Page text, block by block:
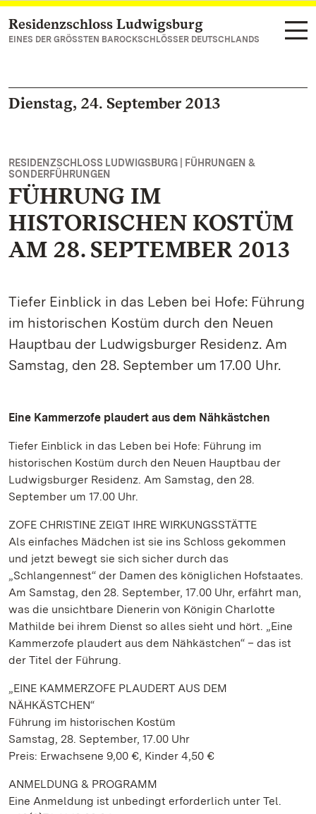
Zum Hauptinhalt springen
Residenzschloss Ludwigsburg
EINES DER GRÖSSTEN BAROCKSCHLÖSSER DEUTSCHLANDS
Dienstag, 24. September 2013
RESIDENZSCHLOSS LUDWIGSBURG | FÜHRUNGEN &
SONDERFÜHRUNGEN
FÜHRUNG IM
HISTORISCHEN KOSTÜM
AM 28. SEPTEMBER 2013
Tiefer Einblick in das Leben bei Hofe: Führung
im historischen Kostüm durch den Neuen
Hauptbau der Ludwigsburger Residenz. Am
Samstag, den 28. September um 17.00 Uhr.
Eine Kammerzofe plaudert aus dem Nähkästchen
Tiefer Einblick in das Leben bei Hofe: Führung im
historischen Kostüm durch den Neuen Hauptbau der
Ludwigsburger Residenz. Am Samstag, den 28.
September um 17.00 Uhr.
ZOFE CHRISTINE ZEIGT IHRE WIRKUNGSSTÄTTE
Als einfaches Mädchen ist sie ins Schloss gekommen
und jetzt bewegt sie sich sicher durch das
„Schlangennest“ der Damen des königlichen Hofstaates.
Am Samstag, den 28. September, 17.00 Uhr, erfährt man,
was die unsichtbare Dienerin von Königin Charlotte
Mathilde bei ihrem Dienst so alles sieht und hört. „Eine
Kammerzofe plaudert aus dem Nähkästchen“ – das ist
der Titel der Führung.
„EINE KAMMERZOFE PLAUDERT AUS DEM
NÄHKÄSTCHEN“
Führung im historischen Kostüm
Samstag, 28. September, 17.00 Uhr
Preis: Erwachsene 9,00 €, Kinder 4,50 €
ANMELDUNG & PROGRAMM
Eine Anmeldung ist unbedingt erforderlich unter Tel.